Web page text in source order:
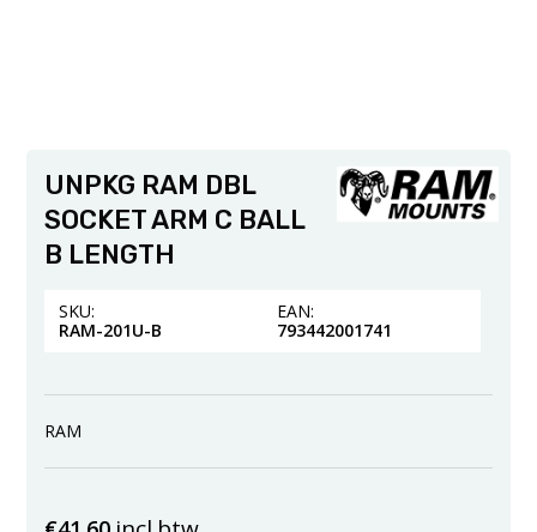
UNPKG RAM DBL
SOCKET ARM C BALL
B LENGTH
SKU:
RAM-201U-B
EAN:
793442001741
RAM